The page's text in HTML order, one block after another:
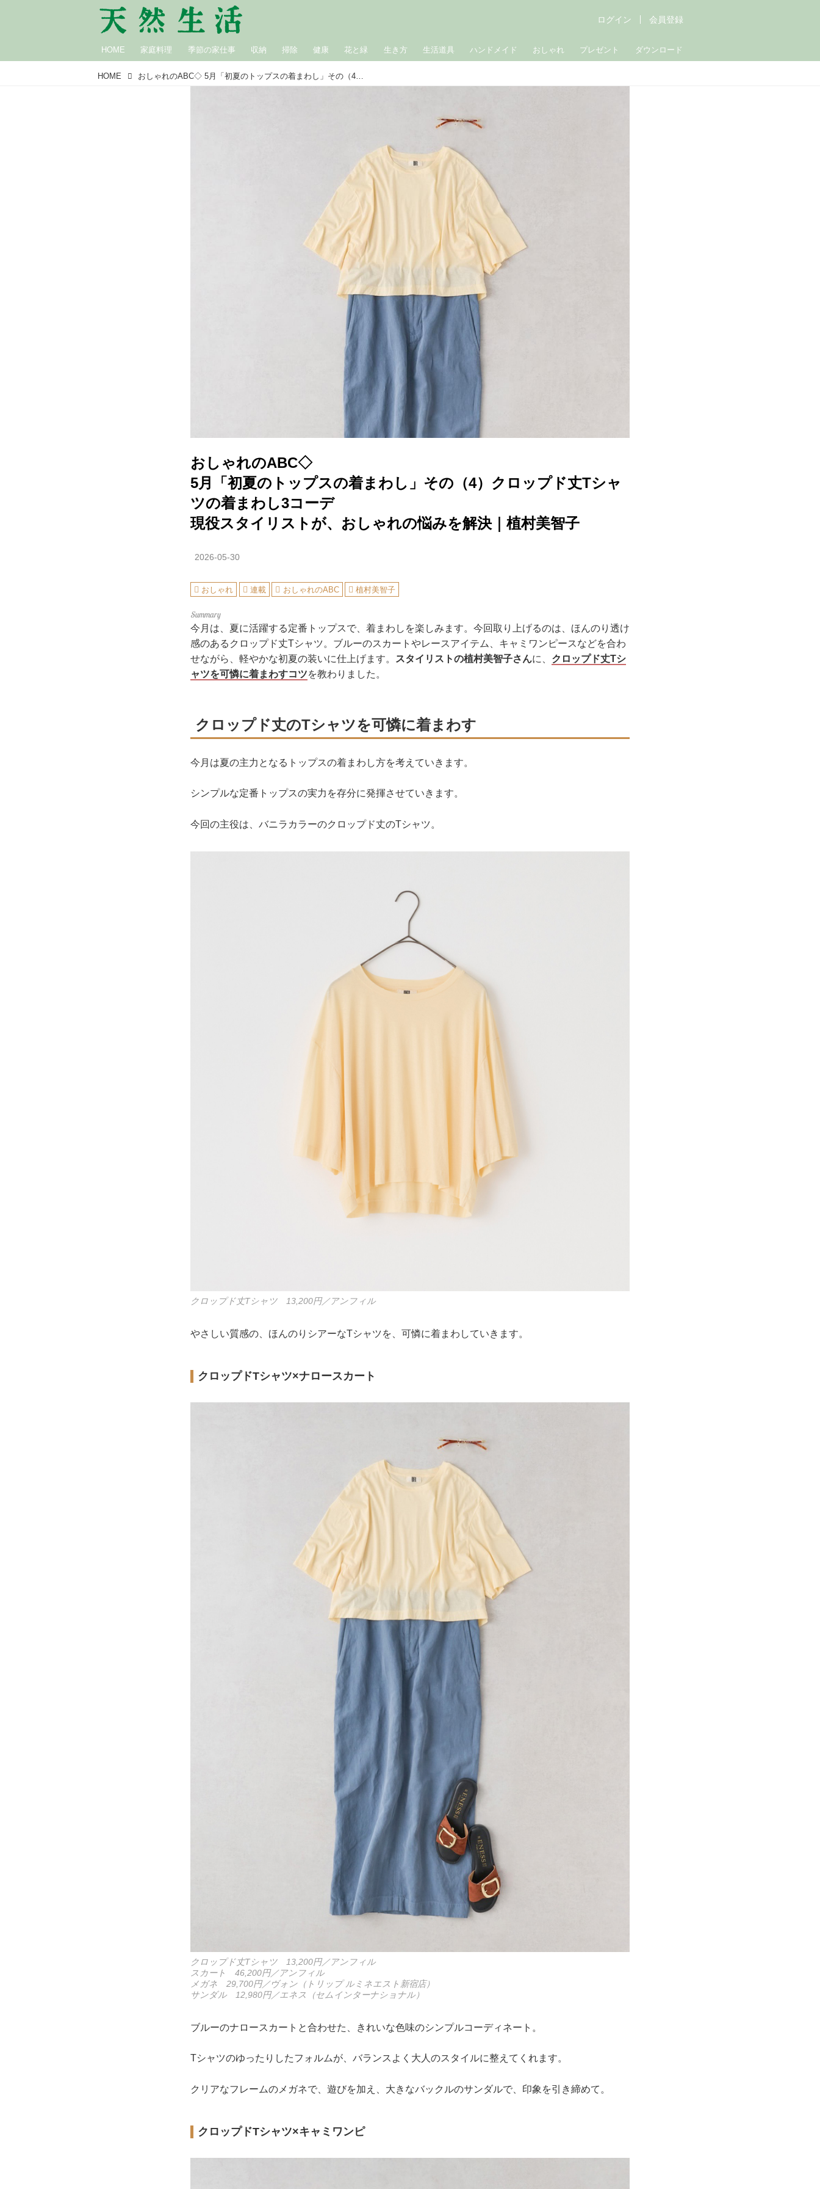
HOME 家庭料理 季節の家仕事 収納 掃除 健康 花と緑 生き方 生活道具 ハンドメイド おしゃれ プレゼント ダウンロード
ログイン 会員登録
HOME おしゃれのABC◇ 5月「初夏のトップスの着まわし」その（4）クロップド丈Tシャツの着まわし3コーデ 現役スタイリストが、おしゃれの悩みを解決｜植村美智子
おしゃれのABC◇
5月「初夏のトップスの着まわし」その（4）クロップド丈Tシャ
ツの着まわし3コーデ
現役スタイリストが、おしゃれの悩みを解決｜植村美智子
2026-05-30
おしゃれ 連載 おしゃれのABC 植村美智子
今月は、夏に活躍する定番トップスで、着まわしを楽しみます。今回取り上げるのは、ほんのり透け
感のあるクロップド丈Tシャツ。ブルーのスカートやレースアイテム、キャミワンピースなどを合わ
せながら、軽やかな初夏の装いに仕上げます。
スタイリストの植村美智子さんに、 クロップド丈Tシ
ャツを可憐に着まわすコツを教わりました。
クロップド丈のTシャツを可憐に着まわす
今月は夏の主力となるトップスの着まわし方を考えていきます。
シンプルな定番トップスの実力を存分に発揮させていきます。
今回の主役は、バニラカラーのクロップド丈のTシャツ。
クロップド丈Tシャツ 13,200円／アンフィル
やさしい質感の、ほんのりシアーなTシャツを、可憐に着まわしていきます。
クロップドTシャツ×ナロースカート
クロップド丈Tシャツ 13,200円／アンフィル
スカート 46,200円／アンフィル
メガネ 29,700円／ヴォン（トリップ ルミネエスト新宿店）
サンダル 12,980円／エネス（セムインターナショナル）
ブルーのナロースカートと合わせた、きれいな色味のシンプルコーディネート。
Tシャツのゆったりしたフォルムが、バランスよく大人のスタイルに整えてくれます。
クリアなフレームのメガネで、遊びを加え、大きなバックルのサンダルで、印象を引き締めて。
クロップドTシャツ×キャミワンピ